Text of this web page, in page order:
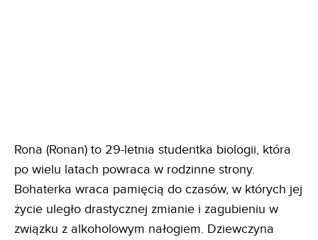
Rona (Ronan) to 29-letnia studentka biologii, która
po wielu latach powraca w rodzinne strony.
Bohaterka wraca pamięcią do czasów, w których jej
życie uległo drastycznej zmianie i zagubieniu w
związku z alkoholowym nałogiem. Dziewczyna